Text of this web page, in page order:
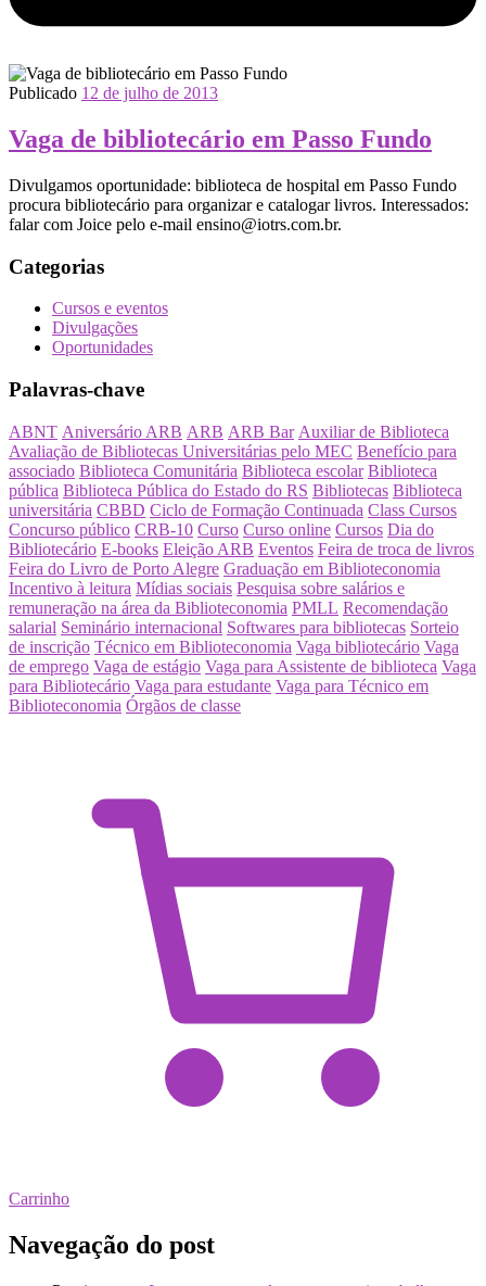
Publicado 12 de julho de 2013
Vaga de bibliotecário em Passo Fundo
Divulgamos oportunidade: biblioteca de hospital em Passo Fundo
procura bibliotecário para organizar e catalogar livros. Interessados:
falar com Joice pelo e-mail ensino@iotrs.com.br.
Categorias
Cursos e eventos
Divulgações
Oportunidades
Palavras-chave
ABNT Aniversário ARB ARB ARB Bar Auxiliar de Biblioteca
Avaliação de Bibliotecas Universitárias pelo MEC Benefício para
associado Biblioteca Comunitária Biblioteca escolar Biblioteca
pública Biblioteca Pública do Estado do RS Bibliotecas Biblioteca
universitária CBBD Ciclo de Formação Continuada Class Cursos
Concurso público CRB-10 Curso Curso online Cursos Dia do
Bibliotecário E-books Eleição ARB Eventos Feira de troca de livros
Feira do Livro de Porto Alegre Graduação em Biblioteconomia
Incentivo à leitura Mídias sociais Pesquisa sobre salários e
remuneração na área da Biblioteconomia PMLL Recomendação
salarial Seminário internacional Softwares para bibliotecas Sorteio
de inscrição Técnico em Biblioteconomia Vaga bibliotecário Vaga
de emprego Vaga de estágio Vaga para Assistente de biblioteca Vaga
para Bibliotecário Vaga para estudante Vaga para Técnico em
Biblioteconomia Órgãos de classe
Carrinho
Navegação do post